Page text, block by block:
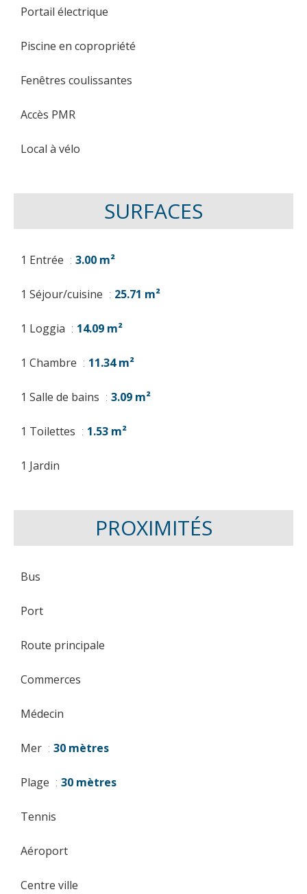
Portail électrique
Piscine en copropriété
Fenêtres coulissantes
Accès PMR
Local à vélo
SURFACES
1 Entrée 3.00 m²
1 Séjour/cuisine 25.71 m²
1 Loggia 14.09 m²
1 Chambre 11.34 m²
1 Salle de bains 3.09 m²
1 Toilettes 1.53 m²
1 Jardin
PROXIMITÉS
Bus
Port
Route principale
Commerces
Médecin
Mer 30 mètres
Plage 30 mètres
Tennis
Aéroport
Centre ville